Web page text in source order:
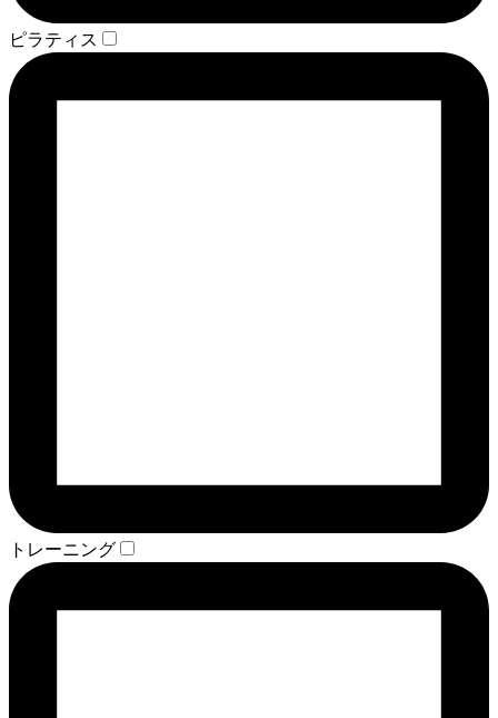
ピラティス
トレーニング